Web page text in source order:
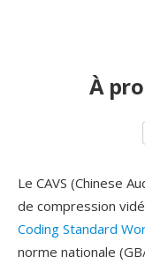
À
Le CAVS (Chinese
de compression
Coding Standard
norme nationale